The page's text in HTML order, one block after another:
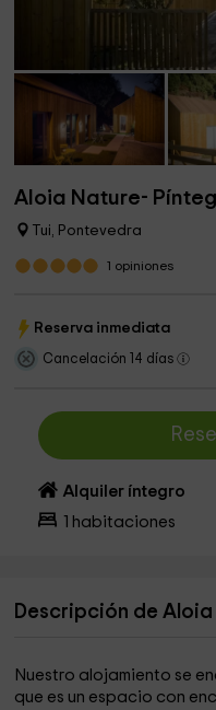
Aloia Nature-
Tui, Pontevedra
1 opiniones
Reserva inmediata
Cancelación 14 días
Alquiler íntegro
habitaciones
Descripción de
Nuestro alojamiento se
que es un espacio con